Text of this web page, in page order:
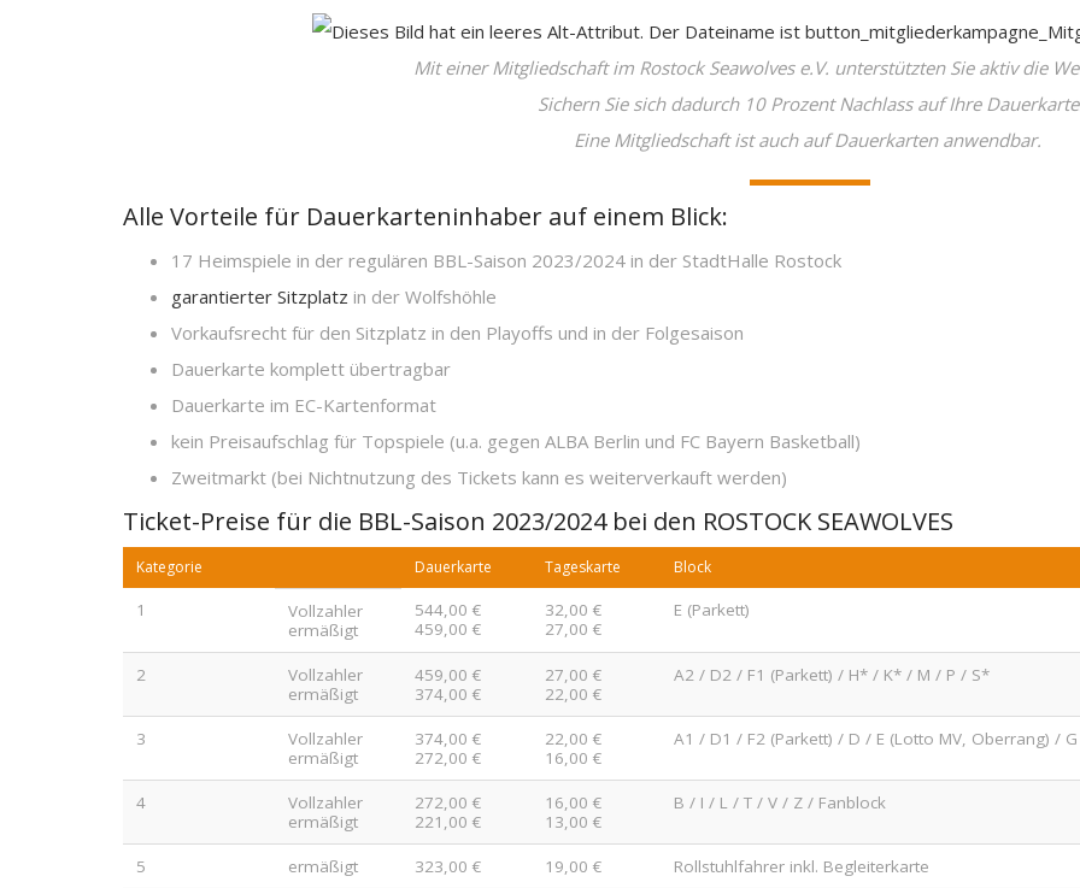
Mit einer Mitgliedschaft im Rostock Seawolves e.V. unterstützten Sie aktiv die
Sichern Sie sich dadurch 10 Prozent Nachlass auf Ihre
Eine Mitgliedschaft ist auch auf Dauerkarten anwendbar.
Alle Vorteile für Dauerkarteninhaber auf einem Blick:
17 Heimspiele in der regulären BBL-Saison 2023/2024 in der StadtHalle Rostock
garantierter Sitzplatz in der Wolfshöhle
Vorkaufsrecht für den Sitzplatz in den Playoffs und in der Folgesaison
Dauerkarte komplett übertragbar
Dauerkarte im EC-Kartenformat
kein Preisaufschlag für Topspiele (u.a. gegen ALBA Berlin und FC Bayern Basketball)
Zweitmarkt (bei Nichtnutzung des Tickets kann es weiterverkauft werden)
Ticket-Preise für die BBL-Saison 2023/2024 bei den ROSTOCK SEAWOLVES
Kategorie Dauerkarte Tageskarte Block
1
Vollzahler
ermäßigt
544,00 €
459,00 €
32,00 €
27,00 €
E (Parkett)
2
Vollzahler
ermäßigt
459,00 €
374,00 €
27,00 €
22,00 €
A2 / D2 / F1 (Parkett) / H* / K* / M / P / S*
3
Vollzahler
ermäßigt
374,00 €
272,00 €
22,00 €
16,00 €
A1 / D1 / F2 (Parkett) / D / E (Lotto MV, Oberrang) /
4
Vollzahler
ermäßigt
272,00 €
221,00 €
16,00 €
13,00 €
B / I / L / T / V / Z / Fanblock
5 ermäßigt 323,00 € 19,00 € Rollstuhlfahrer inkl. Begleiterkarte